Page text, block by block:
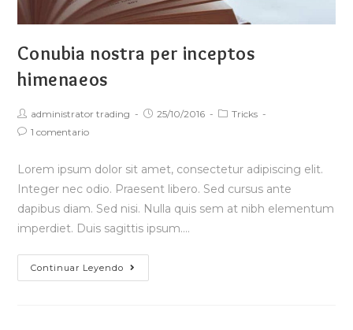
Conubia nostra per inceptos
himenaeos
Autor
de
la
administrator trading
Publicación
25/10/2016
Categoría
Tricks
Comentarios
entrada:
1 comentario
Lorem ipsum dolor sit amet, consectetur adipiscing elit.
Integer nec odio. Praesent libero. Sed cursus ante
dapibus diam. Sed nisi. Nulla quis sem at nibh elementum
imperdiet. Duis sagittis ipsum.…
Continuar Leyendo
nostra